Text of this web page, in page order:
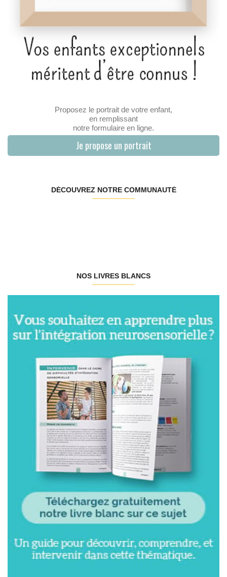
Proposez le portrait de votre enfant,
en remplissant
notre formulaire en ligne.
Je propose un portrait
DÉCOUVREZ NOTRE COMMUNAUTÉ
NOS LIVRES BLANCS